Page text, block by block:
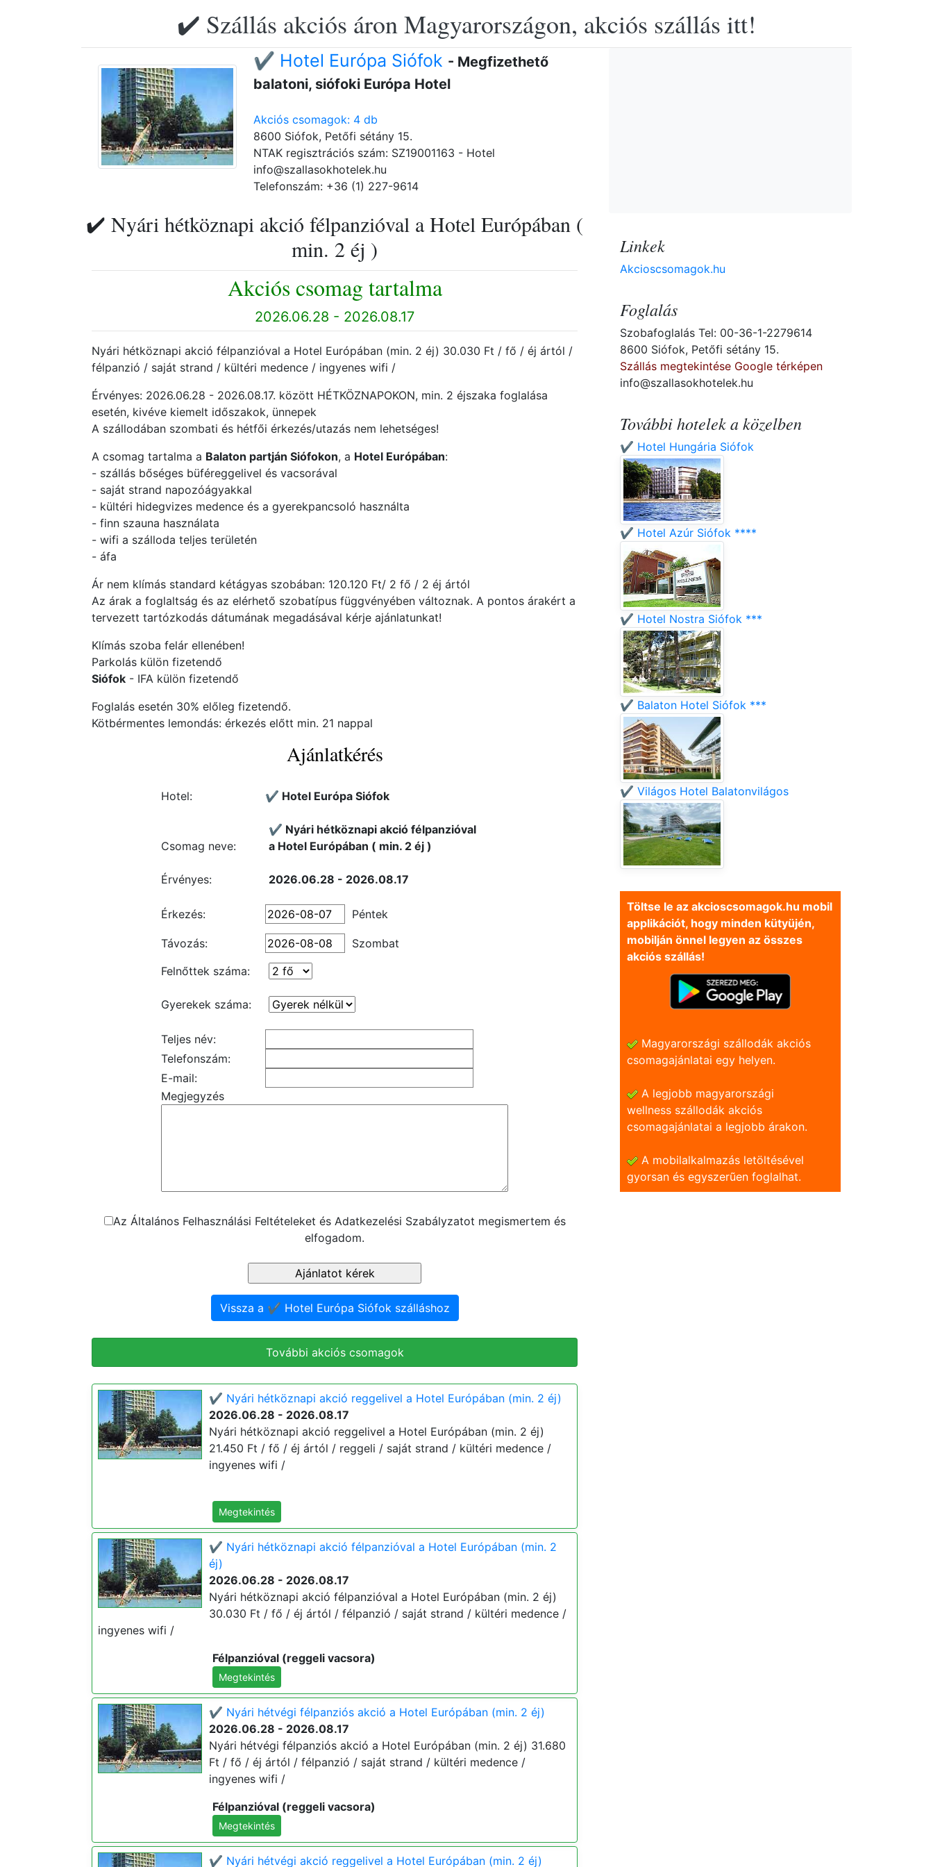
✔️ Szállás akciós áron Magyarországon, akciós szállás itt!
✔️ Hotel Európa Siófok - Megfizethető
balatoni, siófoki Európa Hotel
Akciós csomagok: 4 db
8600 Siófok, Petőfi sétány 15.
NTAK regisztrációs szám: SZ19001163 - Hotel
info@szallasokhotelek.hu
Telefonszám: +36 (1) 227-9614
✔️ Nyári hétköznapi akció félpanzióval a Hotel Európában (
min. 2 éj )
Akciós csomag tartalma
2026.06.28 - 2026.08.17
Nyári hétköznapi akció félpanzióval a Hotel Európában (min. 2 éj) 30.030 Ft / fő / éj ártól /
félpanzió / saját strand / kültéri medence / ingyenes wifi /
Érvényes: 2026.06.28 - 2026.08.17. között HÉTKÖZNAPOKON, min. 2 éjszaka foglalása
esetén, kivéve kiemelt időszakok, ünnepek
A szállodában szombati és hétfői érkezés/utazás nem lehetséges!
A csomag tartalma a Balaton partján Siófokon, a Hotel Európában:
- szállás bőséges büféreggelivel és vacsorával
- saját strand napozóágyakkal
- kültéri hidegvizes medence és a gyerekpancsoló használta
- finn szauna használata
- wifi a szálloda teljes területén
- áfa
Ár nem klímás standard kétágyas szobában: 120.120 Ft/ 2 fő / 2 éj ártól
Az árak a foglaltság és az elérhető szobatípus függvényében változnak. A pontos árakért a
tervezett tartózkodás dátumának megadásával kérje ajánlatunkat!
Klímás szoba felár ellenében!
Parkolás külön fizetendő
Siófok - IFA külön fizetendő
Foglalás esetén 30% előleg fizetendő.
Kötbérmentes lemondás: érkezés előtt min. 21 nappal
Ajánlatkérés
Hotel: ✔️ Hotel Európa Siófok
Csomag neve:
✔️ Nyári hétköznapi akció félpanzióval
a Hotel Európában ( min. 2 éj )
Érvényes: 2026.06.28 - 2026.08.17
Érkezés: Péntek
Távozás:
Szombat
Felnőttek száma:
Gyerekek száma:
Teljes név:
Telefonszám:
E-mail:
Megjegyzés
Az Általános Felhasználási Feltételeket és Adatkezelési Szabályzatot megismertem és
elfogadom.
Vissza a ✔️ Hotel Európa Siófok szálláshoz
További akciós csomagok
✔️ Nyári hétköznapi akció reggelivel a Hotel Európában (min. 2 éj)
2026.06.28 - 2026.08.17
Nyári hétköznapi akció reggelivel a Hotel Európában (min. 2 éj)
21.450 Ft / fő / éj ártól / reggeli / saját strand / kültéri medence /
ingyenes wifi /
Megtekintés
✔️ Nyári hétköznapi akció félpanzióval a Hotel Európában (min. 2
éj)
2026.06.28 - 2026.08.17
Nyári hétköznapi akció félpanzióval a Hotel Európában (min. 2 éj)
30.030 Ft / fő / éj ártól / félpanzió / saját strand / kültéri medence /
ingyenes wifi /
Félpanzióval (reggeli vacsora)
Megtekintés
✔️ Nyári hétvégi félpanziós akció a Hotel Európában (min. 2 éj)
2026.06.28 - 2026.08.17
Nyári hétvégi félpanziós akció a Hotel Európában (min. 2 éj) 31.680
Ft / fő / éj ártól / félpanzió / saját strand / kültéri medence /
ingyenes wifi /
Félpanzióval (reggeli vacsora)
Megtekintés
✔️ Nyári hétvégi akció reggelivel a Hotel Európában (min. 2 éj)
Linkek
Akcioscsomagok.hu
Foglalás
Szobafoglalás Tel: 00-36-1-2279614
8600 Siófok, Petőfi sétány 15.
Szállás megtekintése Google térképen
info@szallasokhotelek.hu
További hotelek a közelben
✔️ Hotel Hungária Siófok
✔️ Hotel Azúr Siófok ****
✔️ Hotel Nostra Siófok ***
✔️ Balaton Hotel Siófok ***
✔️ Világos Hotel Balatonvilágos
Töltse le az akcioscsomagok.hu mobil
applikációt, hogy minden kütyüjén,
mobilján önnel legyen az összes
akciós szállás!
Magyarországi szállodák akciós
csomagajánlatai egy helyen.
A legjobb magyarországi
wellness szállodák akciós
csomagajánlatai a legjobb árakon.
A mobilalkalmazás letöltésével
gyorsan és egyszerũen foglalhat.